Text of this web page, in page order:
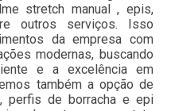
stretch manual , epis,
outros serviços. Isso
da empresa com
modernas, buscando
e a excelência em
também a opção de
perfis de borracha e epi